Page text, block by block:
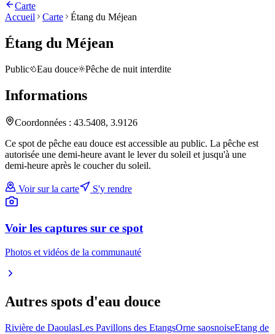
Carte
Accueil
Carte Étang du Méjean
Étang du Méjean
Public Eau douce Pêche de nuit interdite
Informations
Coordonnées : 43.5408, 3.9126
Ce spot de pêche eau douce est accessible au public. La pêche est
autorisée une demi-heure avant le lever du soleil et jusqu'à une
demi-heure après le coucher du soleil.
Voir sur la carte S'y rendre
Voir les captures sur ce spot
Photos et vidéos de la communauté
Autres spots d'eau douce
Rivière de DaoulasLes Pavillons des EtangsOrne saosnoiseEtang de